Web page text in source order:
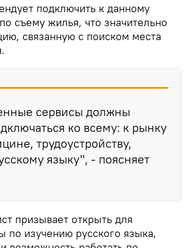
подключить к данному
съему жилья, что значительно
связанную с поиском места
сервисы должны
ко всему: к рынку
трудоустройству,
языку", - поясняет
призывает открыть для
по изучению русского языка,